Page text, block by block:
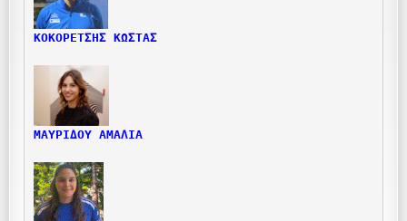
ΚΟΚΟΡΕΤΣΗΣ ΚΩΣΤΑΣ
ΜΑΥΡΙΔΟΥ ΑΜΑΛΙΑ